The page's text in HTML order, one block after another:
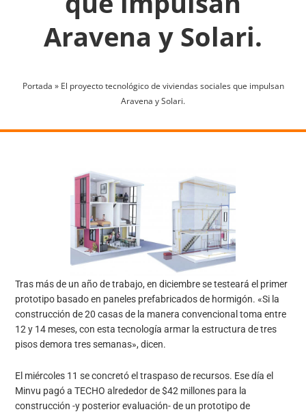
Aravena y Solari.
Portada » El proyecto tecnológico de viviendas sociales que impulsan
Aravena y Solari.
Tras más de un año de trabajo, en diciembre se testeará el primer
prototipo basado en paneles prefabricados de hormigón. «Si la
construcción de 20 casas de la manera convencional toma entre
12 y 14 meses, con esta tecnología armar la estructura de tres
pisos demora tres semanas», dicen.
El miércoles 11 se concretó el traspaso de recursos. Ese día el
Minvu pagó a TECHO alrededor de $42 millones para la
construcción -y posterior evaluación- de un prototipo de